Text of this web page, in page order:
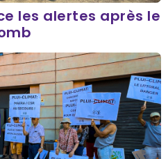
les alertes après le